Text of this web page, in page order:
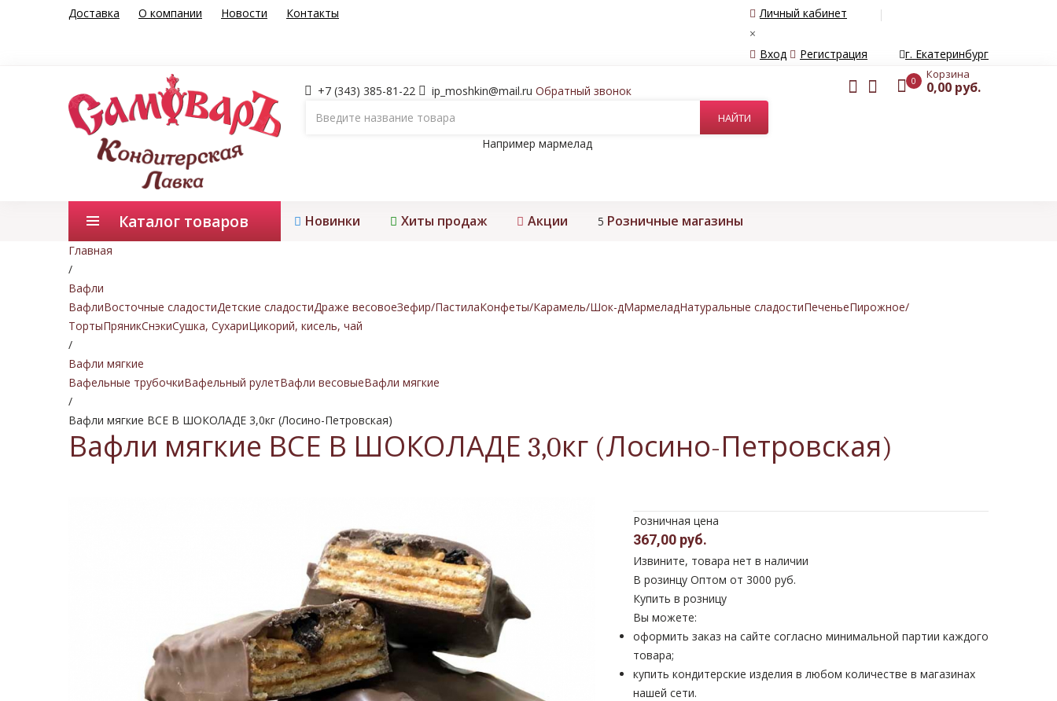
Доставка О компании Новости Контакты
Личный кабинет
×
Вход
Регистрация г. Екатеринбург
+7 (343) 385-81-22 ip_moshkin@mail.ru Обратный звонок
Например мармелад
0 Корзина
0,00 руб.
Каталог товаров Новинки Хиты продаж Акции 5 Розничные магазины
Главная
/
Вафли
ВафлиВосточные сладостиДетские сладостиДраже весовоеЗефир/ПастилаКонфеты/Карамель/Шок-дМармеладНатуральные сладостиПеченьеПирожное/
ТортыПряникСнэкиСушка, СухариЦикорий, кисель, чай
/
Вафли мягкие
Вафельные трубочкиВафельный рулетВафли весовыеВафли мягкие
/
Вафли мягкие ВСЕ В ШОКОЛАДЕ 3,0кг (Лосино-Петровская)
Вафли мягкие ВСЕ В ШОКОЛАДЕ 3,0кг (Лосино-Петровская)
Розничная цена
367,00 руб.
Извините, товара нет в наличии
В розинцу Оптом от 3000 руб.
Купить в розницу
Вы можете:
оформить заказ на сайте согласно минимальной партии каждого
товара;
купить кондитерские изделия в любом количестве в магазинах
нашей сети.